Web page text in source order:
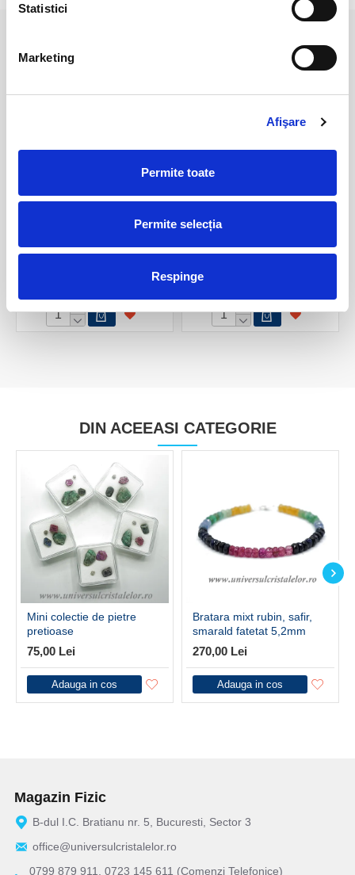
Statistici
Marketing
Afişare
Permite toate
Permite selecția
Respinge
Colier smarald rotund fatetat
Colier smarald cub fatetat
DIN ACEEASI CATEGORIE
Mini colectie de pietre
pretioase
75,00 Lei
Adauga in cos
Bratara mixt rubin, safir,
smarald fatetat 5,2mm
270,00 Lei
Adauga in cos
Magazin Fizic
B-dul I.C. Bratianu nr. 5, Bucuresti, Sector 3
office@universulcristalelor.ro
0799 879 911, 0723 145 611 (Comenzi Telefonice)